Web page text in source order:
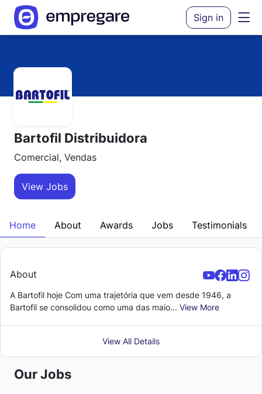
Sign in
Bartofil Distribuidora
Comercial, Vendas
View Jobs
Home About Awards Jobs Testimonials
About
A Bartofil hoje Com uma trajetória que vem desde 1946, a
Bartofil se consolidou como uma das maio... View More
View All Details
Our Jobs